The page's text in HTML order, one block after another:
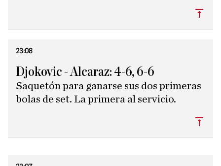
23:08
Djokovic - Alcaraz: 4-6, 6-6
Saquetón para ganarse sus dos primeras
bolas de set. La primera al servicio.